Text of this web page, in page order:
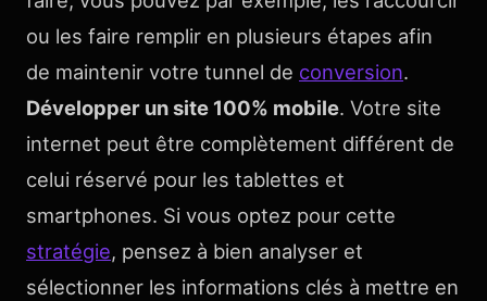
ou les faire remplir en plusieurs étapes afin
de maintenir votre tunnel de conversion.
Développer un site 100% mobile. Votre site
internet peut être complètement différent de
celui réservé pour les tablettes et
smartphones. Si vous optez pour cette
stratégie, pensez à bien analyser et
sélectionner les informations clés à mettre en